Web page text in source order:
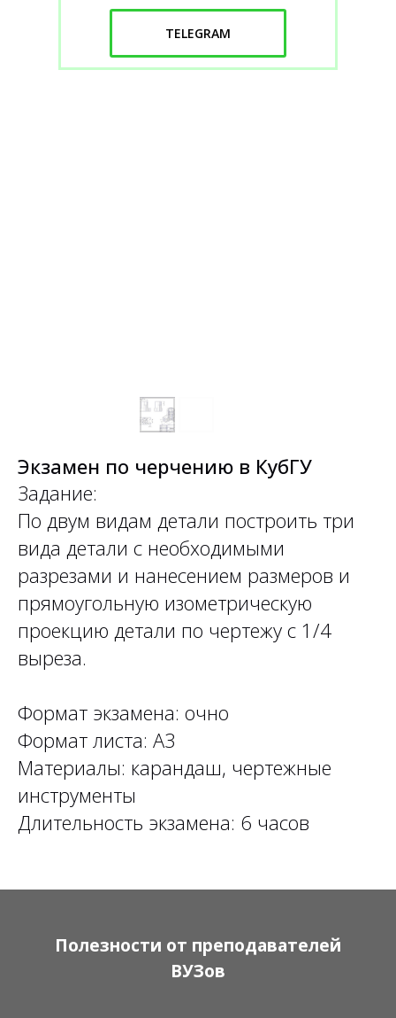
TELEGRAM
Экзамен по черчению в КубГУ
Задание:
По двум видам детали построить три
вида детали с необходимыми
разрезами и нанесением размеров и
прямоугольную изометрическую
проекцию детали по чертежу с 1/4
выреза.
Формат экзамена: очно
Формат листа: А3
Материалы: карандаш, чертежные
инструменты
Длительность экзамена: 6 часов
Полезности от преподавателей
ВУЗов